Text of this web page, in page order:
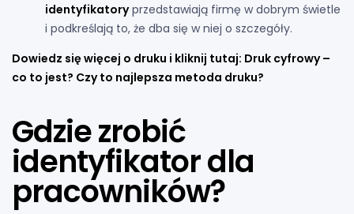
identyfikatoryprzedstawiają firmę w dobrym świetle
i podkreślają to, że dba się w niej o szczegóły.
Dowiedz się więcej o druku i kliknij tutaj: Druk cyfrowy –
co to jest? Czy to najlepsza metoda druku?
Gdzie zrobić
identyfikator dla
pracowników?